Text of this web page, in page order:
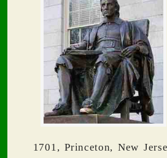
1701, Princeton, New